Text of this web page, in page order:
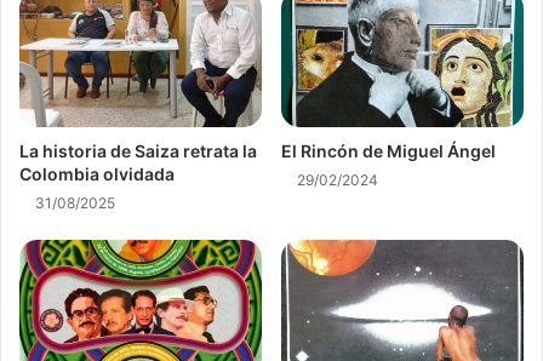
La historia de Saiza retrata la
Colombia olvidada
31/08/2025
El Rincón de Miguel Ángel
29/02/2024